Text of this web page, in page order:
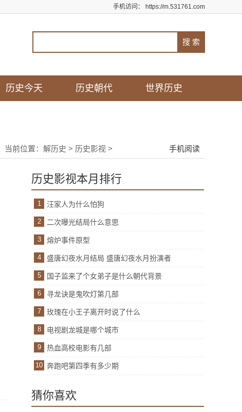
手机访问： https://m.531761.com
历史今天 历史朝代 世界历史
当前位置： 解历史 > 历史影视 > 手机阅读
历史影视本月排行
1 汪家人为什么怕狗
2 二次曝光结局什么意思
3 熔炉事件原型
4 盛唐幻夜水月结局 盛唐幻夜水月扮演者
5 国子监来了个女弟子是什么朝代背景
6 寻龙诀是鬼吹灯第几部
7 玫瑰在小王子离开时说了什么
8 电视剧龙城是哪个城市
9 热血高校电影有几部
10 奔跑吧第四季有多少期
猜你喜欢